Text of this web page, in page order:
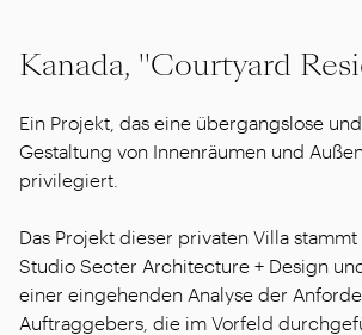
Kanada, "Courtyard
Ein Projekt, das eine übergangslose
Gestaltung von Innenräumen und
privilegiert.
Das Projekt dieser privaten Villa
Studio Secter Architecture + Design
einer eingehenden Analyse der
Auftraggebers, die im Vorfeld